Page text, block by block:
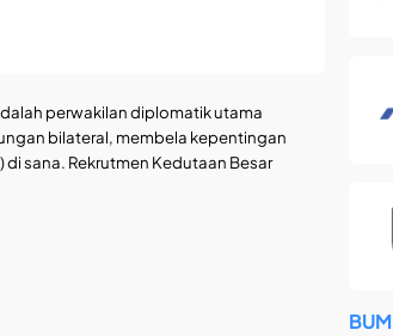
perwakilan diplomatik utama
bilateral, membela kepentingan
sana. Rekrutmen Kedutaan Besar